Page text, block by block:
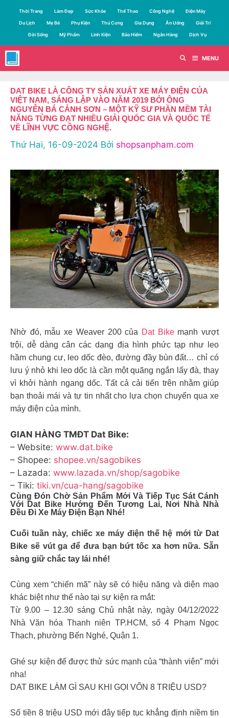
dung
Thời Trang Làm Đẹp Sức Khỏe Thể Thao Công Nghệ Điện Máy
Du Lịch Mẹ Bé Phụ Kiện Thú Cưng Gia Dụng Ăn Uống Giải Trí
Đời Sống Mỹ Phẩm Linh Kiện Bảo Hiểm Ngân Hàng Dịch Vụ
MENU
DAT BIKE LÀ CÔNG TY SẢN XUẤT XE MÁY ĐIỆN CỦA
VIỆT NAM, SÁNG LẬP VÀO NĂM 2019 BỞI ÔNG
NGUYỄN BÁ CẢNH SƠN – MỘT KỸ SƯ PHẦN MỀM TÀI
NĂNG TỪNG ĐẠT NHIỀU GIẢI QUỐC GIA VÀ QUỐC TẾ
VỀ LĨNH VỰC CÔNG NGHỆ.
Thứ Hai, 16-09-2024 Bởi shopsanpham.com
Nhờ đó, mẫu xe Weaver 200 của Dat Bikemạnh vượt
trội, dễ dàng cân các dạng địa hình phức tạp như leo
hầm chung cư, leo dốc đèo, đường đầy bùn đất… chỉ có
lưu ý nhỏ khi leo dốc là cần một quãng ngắn lấy đà, thay
vì khởi hành ngang dốc. Tất cả cải tiến trên nhằm giúp
bạn thoải mái và tự tin nhất cho lựa chọn chuyển qua xe
máy điện của mình.
GIAN HÀNG TMĐT Dat Bike:
– Website: www.dat.bike
– Shopee: shopee.vn/sagobikes
– Lazada: www.lazada.vn/shop/sagobike
– Tiki: tiki.vn/cua-hang/sagobike
Cùng Đón Chờ Sản Phẩm Mới Và Tiếp Tục Sát Cánh
Với Dat Bike Hướng Đến Tương Lai, Nơi Nhà Nhà
Đều Đi Xe Máy Điện Bạn Nhé!
Cuối tuần này, chiếc xe máy điện thế hệ mới từ Dat
Bike sẽ vút ga để đưa bạn bứt tốc xa hơn nữa. Sẵn
sàng giữ chắc tay lái nhé!
Cùng xem “chiến mã” này sẽ có hiệu năng và diện mạo
khác biệt như thế nào tại sự kiện ra mắt:
Từ 9.00 – 12.30 sáng Chủ nhật này, ngày 04/12/2022
Nhà Văn hóa Thanh niên TP.HCM, số 4 Phạm Ngọc
Thạch, phường Bến Nghé, Quận 1.
Ghé sự kiện để được thử sức mạnh của “thành viên” mới
nha!
DAT BIKE LÀM GÌ SAU KHI GỌI VỐN 8 TRIỆU USD?
Số tiền 8 triệu USD mới đây tiếp tục khẳng định niềm tin